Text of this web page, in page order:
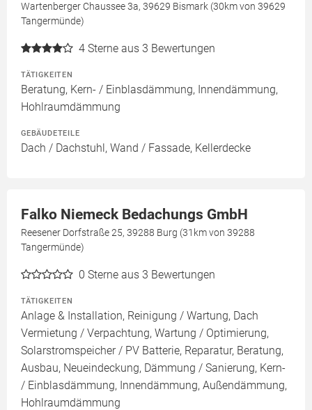
Wartenberger Chaussee 3a, 39629 Bismark (30km von 39629
Tangermünde)
4 Sterne aus 3 Bewertungen
TÄTIGKEITEN
Beratung, Kern- / Einblasdämmung, Innendämmung,
Hohlraumdämmung
GEBÄUDETEILE
Dach / Dachstuhl, Wand / Fassade, Kellerdecke
Falko Niemeck Bedachungs GmbH
Reesener Dorfstraße 25, 39288 Burg (31km von 39288
Tangermünde)
0 Sterne aus 3 Bewertungen
TÄTIGKEITEN
Anlage & Installation, Reinigung / Wartung, Dach
Vermietung / Verpachtung, Wartung / Optimierung,
Solarstromspeicher / PV Batterie, Reparatur, Beratung,
Ausbau, Neueindeckung, Dämmung / Sanierung, Kern-
/ Einblasdämmung, Innendämmung, Außendämmung,
Hohlraumdämmung